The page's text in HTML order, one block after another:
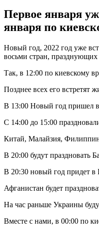
Первое января
января по
Новый год, 2022 год уже
восьми стран, празднующих
Так, в 12:00 по киевскому
Позднее всех его встретят
В 13:00 Новый год пришел
С 14:00 до 15:00
Китай, Малайзия,
В 20:00 будут праздновать
В 20:30 новый год придет в
Афганистан будет
На час раньше Украины
Вместе с нами, в 00:00 по